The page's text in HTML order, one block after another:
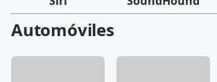
Automóviles